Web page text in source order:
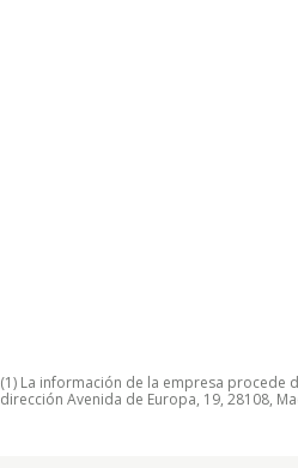
(1) La información de la empresa procede
dirección Avenida de Europa, 19, 28108,